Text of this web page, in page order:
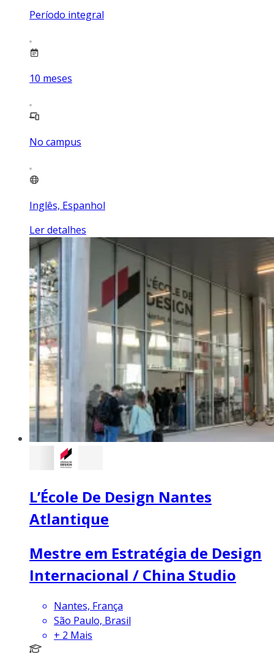
Período integral
10 meses
No campus
Inglês, Espanhol
Ler detalhes
L’École De Design Nantes
Atlantique
Mestre em Estratégia de Design
Internacional / China Studio
Nantes, França
São Paulo, Brasil
+ 2 Mais